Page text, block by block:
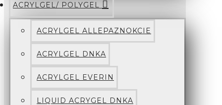
ACRYLGEL/ POLYGEL
ACRYLGEL ALLEPAZNOKCIE
ACRYLGEL DNKA
ACRYLGEL EVERIN
LIQUID ACRYGEL DNKA